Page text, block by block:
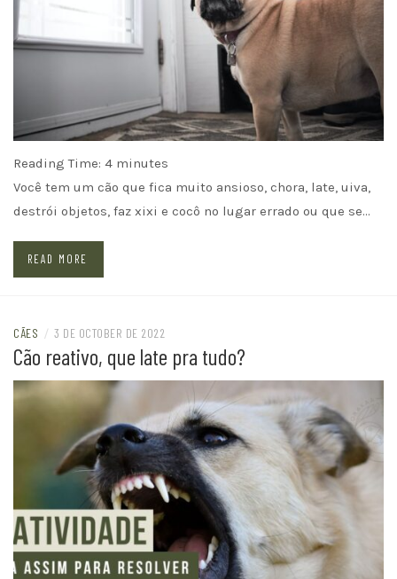
Reading Time: 4 minutes
Você tem um cão que fica muito ansioso, chora, late, uiva,
destrói objetos, faz xixi e cocô no lugar errado ou que se…
READ MORE
CÃES / 3 DE OCTOBER DE 2022
Cão reativo, que late pra tudo?